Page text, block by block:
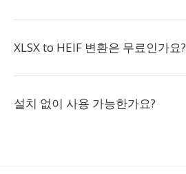
XLSX to HEIF 변환은 무료인가요?
설치 없이 사용 가능한가요?